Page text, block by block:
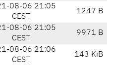
08-06 21:05
CEST
1247 B
08-06 21:05
CEST
9971 B
08-06 21:06
CEST
143 KiB